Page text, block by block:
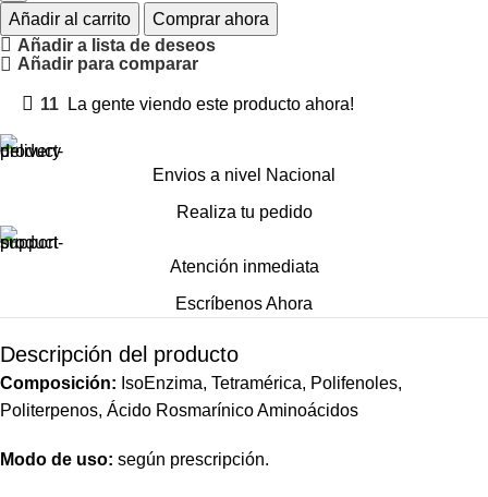
Añadir al carrito
Comprar ahora
Añadir a lista de deseos
Añadir para comparar
11 La gente viendo este producto ahora!
Envios a nivel Nacional
Realiza tu pedido
Atención inmediata
Escríbenos Ahora
Descripción del producto
Composición: IsoEnzima, Tetramérica, Polifenoles,
Politerpenos, Ácido Rosmarínico Aminoácidos
Modo de uso: según prescripción.